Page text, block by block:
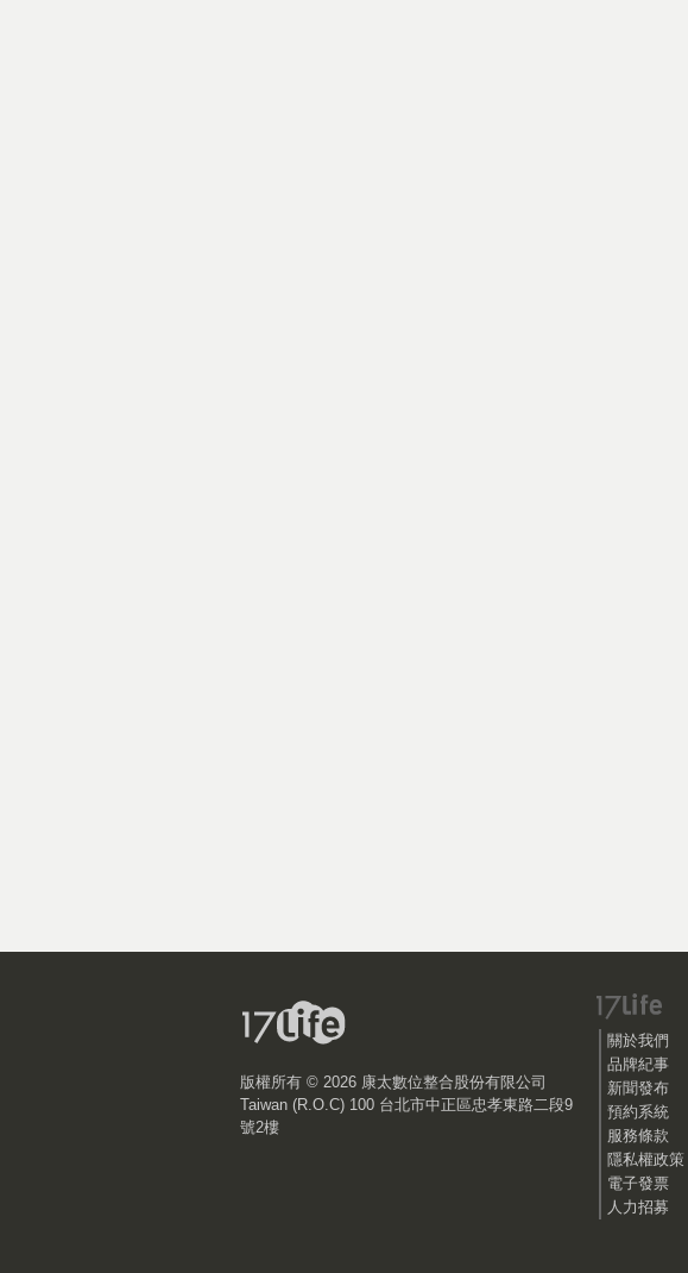
版權所有 © 2026 康太數位整合股份有限公司
Taiwan (R.O.C) 100 台北市中正區忠孝東路二段9
號2樓
關於我們
品牌紀事
新聞發布
預約系統
服務條款
隱私權政策
電子發票
人力招募